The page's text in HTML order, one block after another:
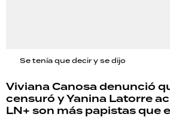
Se tenía que decir y se dijo
Viviana Canosa denunció
censuró y Yanina Latorre
LN+ son más papistas que